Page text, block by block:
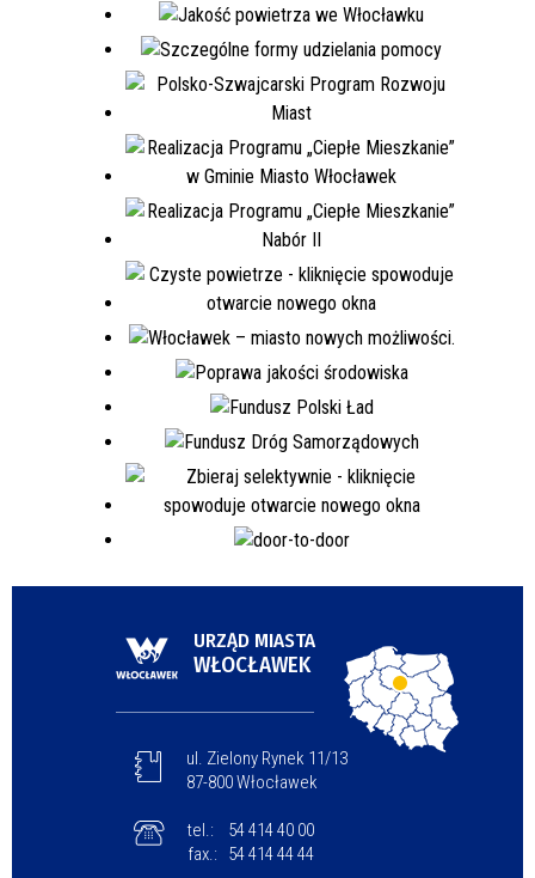
URZĄD MIASTA
WŁOCŁAWEK
ul. Zielony Rynek 11/13
87-800 Włocławek
tel.:
54 414 40 00
fax.:
54 414 44 44